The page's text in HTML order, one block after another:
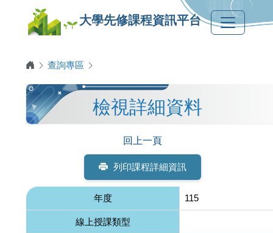
大學先修課程資訊平台
查詢專區
檢視詳細資料
回上一頁
列印課程詳細資訊
年度 115
線上授課類型